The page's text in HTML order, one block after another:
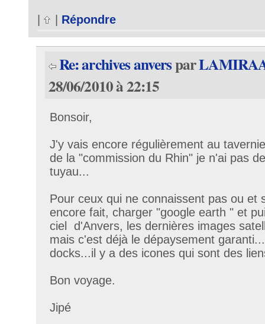
| | Répondre
Re: archives anverspar
28/06/2010 à 22:15
Bonsoir,
J'y vais encore régulièrement au
de la "commission du Rhin" je n'ai pas
tuyau...
Pour ceux qui ne connaissent pas ou et
encore fait, charger "google earth " et
ciel d'Anvers, les dernières images
mais c'est déjà le dépaysement
docks...il y a des icones qui sont des
Bon voyage.
Jipé